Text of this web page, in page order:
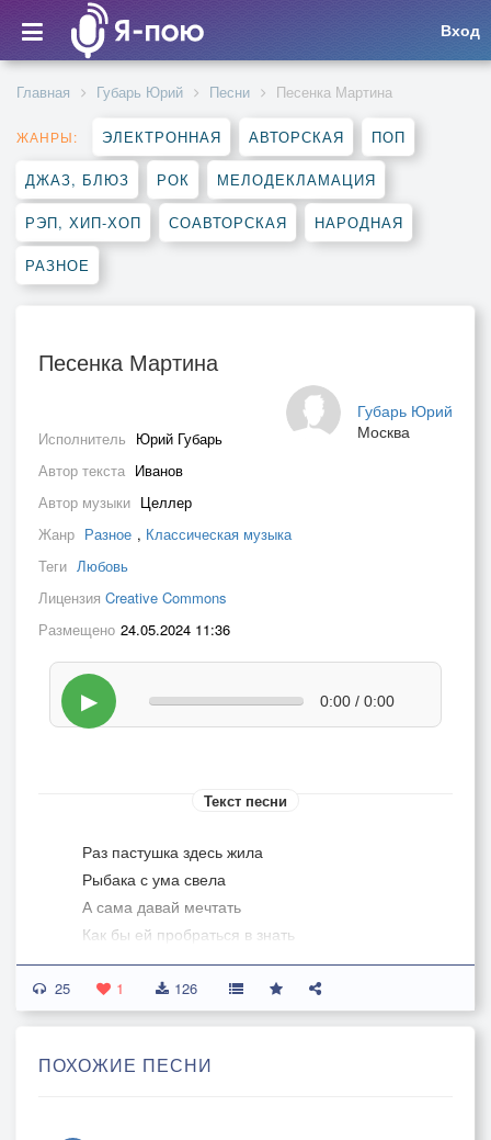
Вход
Главная Губарь Юрий Песни Песенка Мартина
ЖАНРЫ: ЭЛЕКТРОННАЯ АВТОРСКАЯ ПОП
ДЖАЗ, БЛЮЗ РОК МЕЛОДЕКЛАМАЦИЯ
РЭП, ХИП-ХОП СОАВТОРСКАЯ НАРОДНАЯ
РАЗНОЕ
Песенка Мартина
Губарь Юрий
Москва
Исполнитель Юрий Губарь
Автор текста Иванов
Автор музыки Целлер
Жанр Разное , Классическая музыка
Теги Любовь
Лицензия Creative Commons
Размещено 24.05.2024 11:36
▶ 0:00 / 0:00
Текст песни
Раз пастушка здесь жила
Рыбака с ума свела
А сама давай мечтать
Как бы ей пробраться в знать
Ночью он на зов спешит
И в окошко ей стучит
И слышит он в ответ
25 1 126
ПОХОЖИЕ ПЕСНИ